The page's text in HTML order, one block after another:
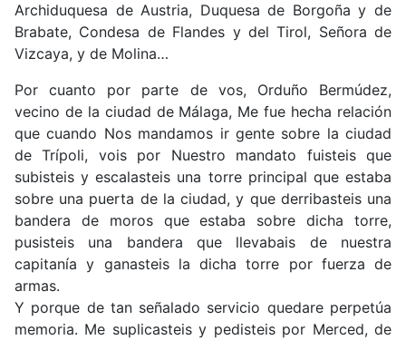
Archiduquesa de Austria, Duquesa de Borgoña y de
Brabate, Condesa de Flandes y del Tirol, Señora de
Vizcaya, y de Molina…
Por cuanto por parte de vos, Orduño Bermúdez,
vecino de la ciudad de Málaga, Me fue hecha relación
que cuando Nos mandamos ir gente sobre la ciudad
de Trípoli, vois por Nuestro mandato fuisteis que
subisteis y escalasteis una torre principal que estaba
sobre una puerta de la ciudad, y que derribasteis una
bandera de moros que estaba sobre dicha torre,
pusisteis una bandera que llevabais de nuestra
capitanía y ganasteis la dicha torre por fuerza de
armas.
Y porque de tan señalado servicio quedare perpetúa
memoria. Me suplicasteis y pedisteis por Merced, de